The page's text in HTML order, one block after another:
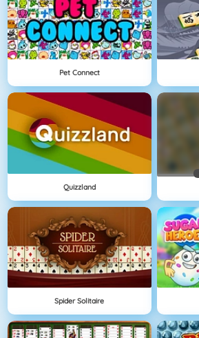
Pet Connect
Quizzland
Spider Solitaire